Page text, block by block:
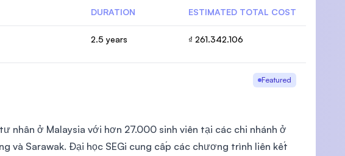
(MSU)
DURATION ESTIMATED TOTAL COST
2.5 years ₫ 261.342.106
Featured
nhân ở Malaysia với hơn 27.000 sinh viên tại các chi nhánh ở
và Sarawak. Đại học SEGi cung cấp các chương trình liên kết